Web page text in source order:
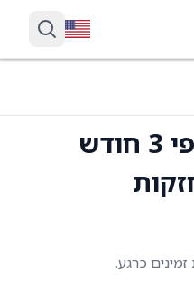
תכלית סל תא 35 פי 3 חודש
זמינים כרגע.